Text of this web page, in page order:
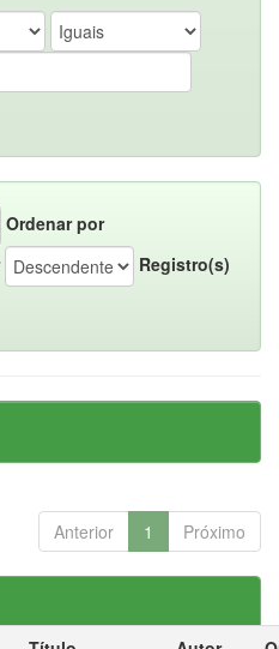
Ordenar por
Registro(s)
Anterior 1 Próximo